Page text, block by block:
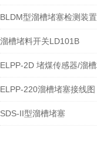
BLDM型溜槽堵塞检测装置
溜槽堵料开关LD101B
ELPP-220溜槽堵塞接线图
SDS-II型溜槽堵塞